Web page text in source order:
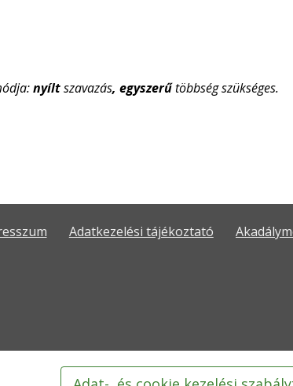
nyíltszavazás, egyszerűtöbbség szükséges.
Adatkezelési tájékoztató